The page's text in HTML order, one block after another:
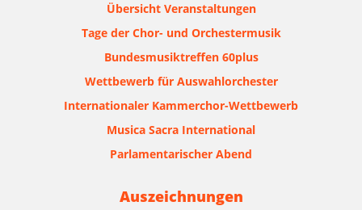
Übersicht Veranstaltungen
Tage der Chor- und Orchestermusik
Bundesmusiktreffen 60plus
Wettbewerb für Auswahlorchester
Internationaler Kammerchor-Wettbewerb
Musica Sacra International
Parlamentarischer Abend
Auszeichnungen